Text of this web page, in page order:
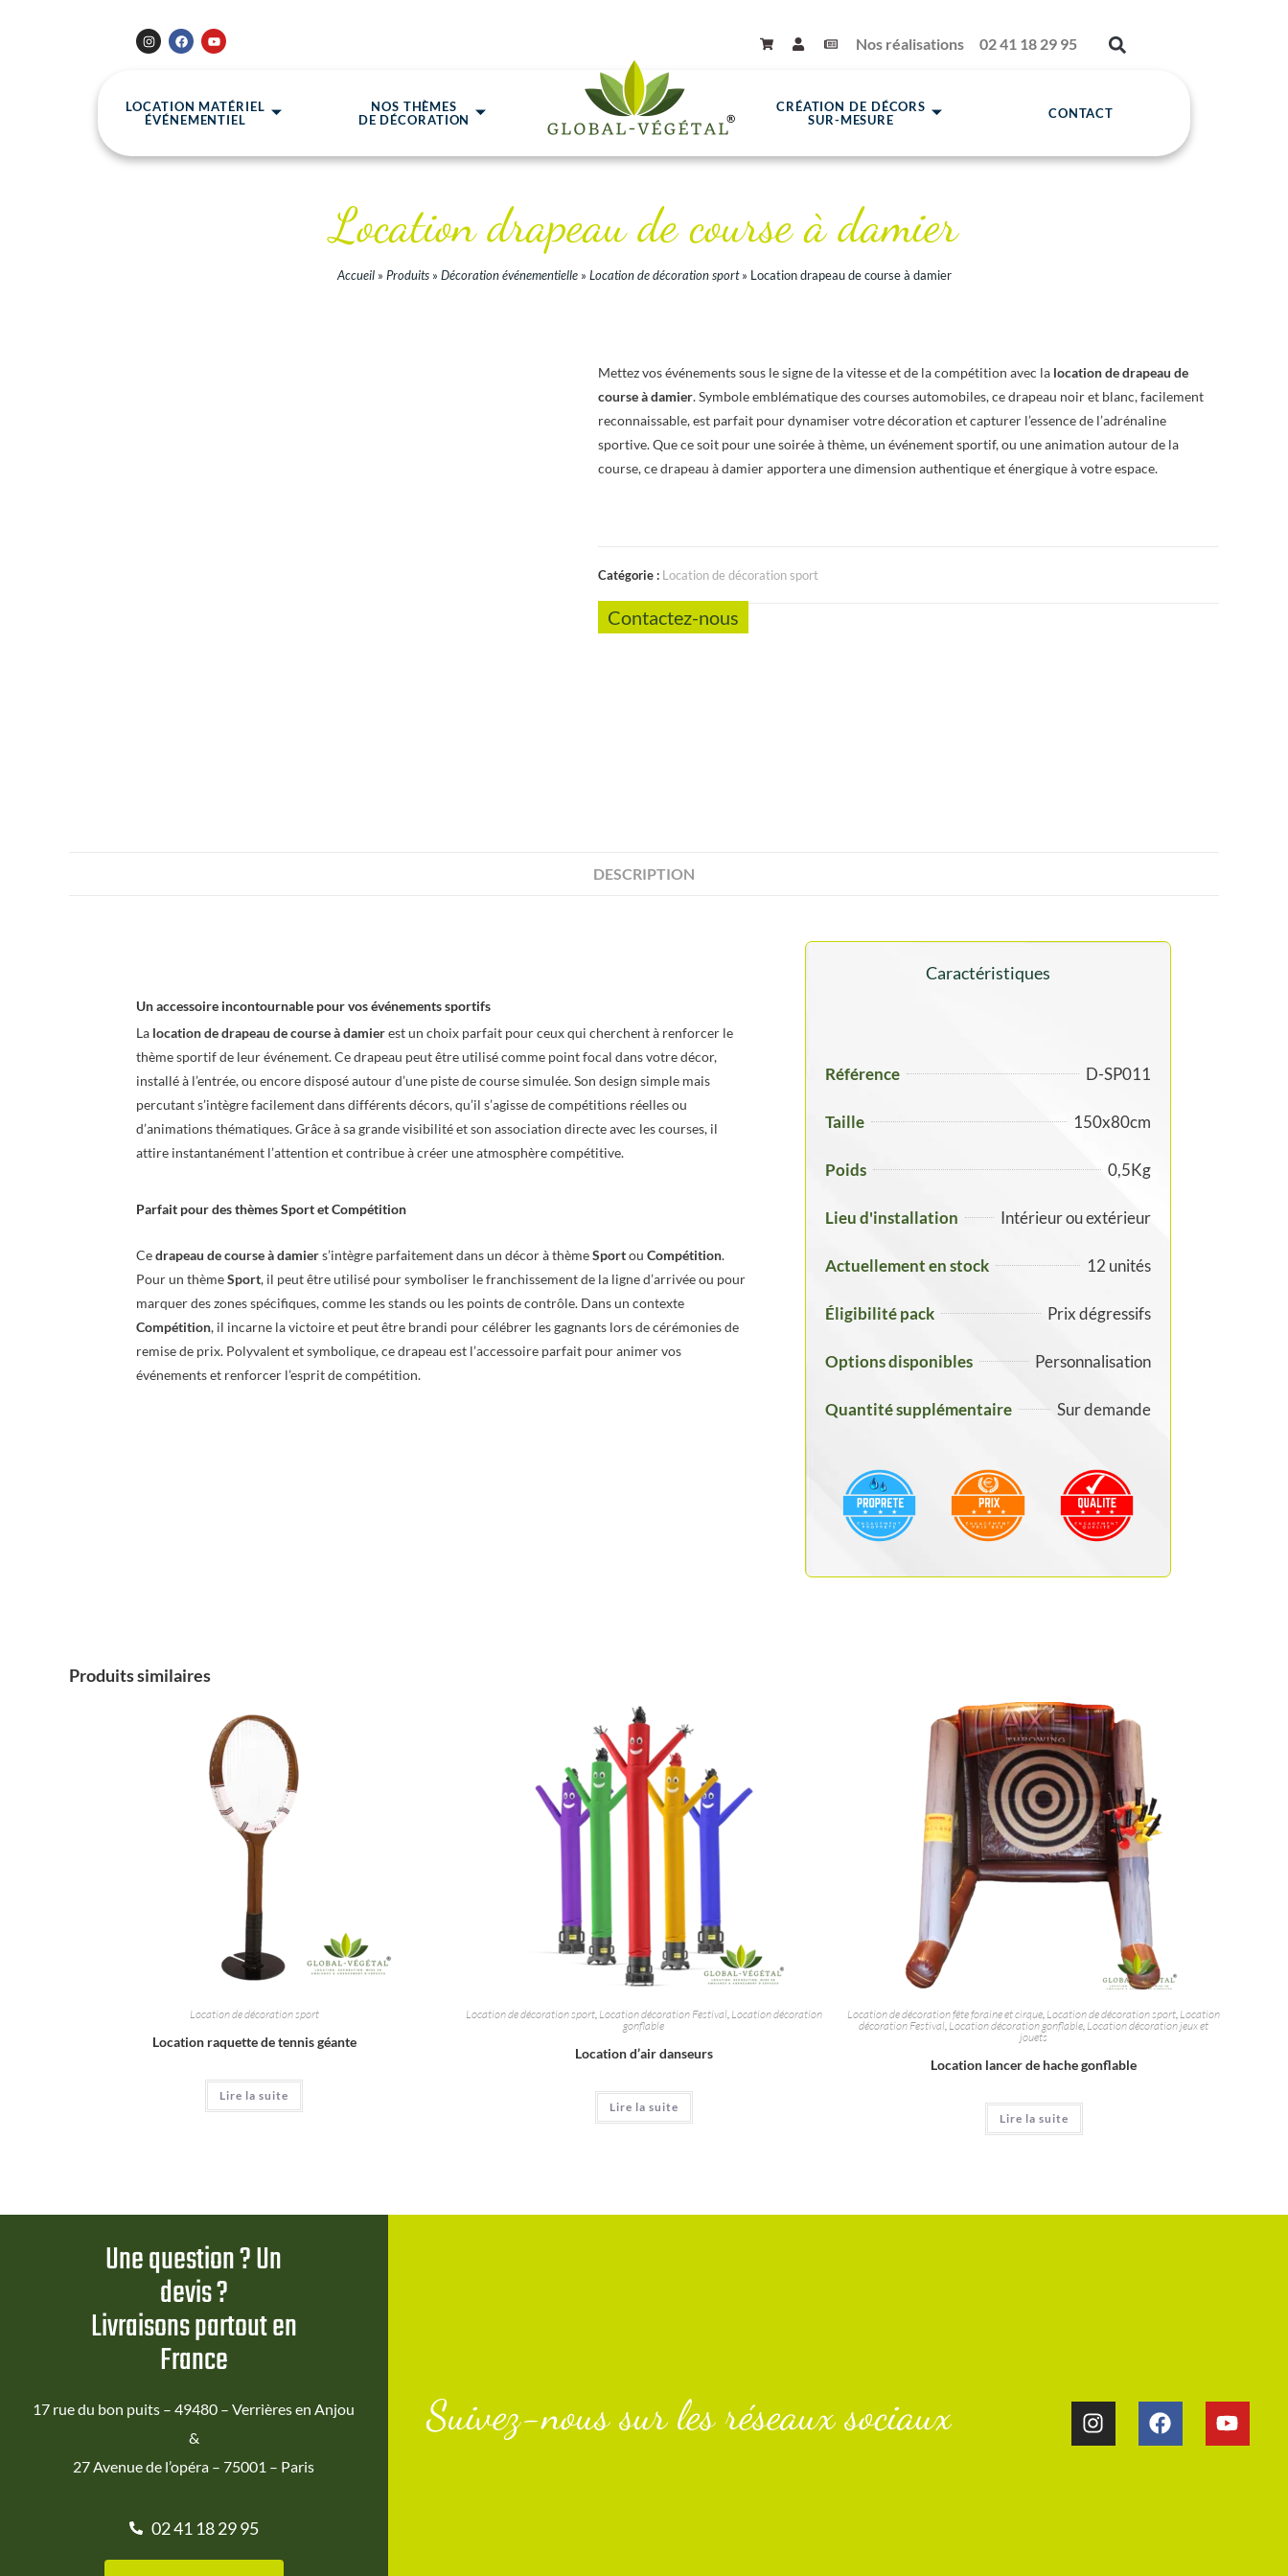
Nos réalisations 02 41 18 29 95
LOCATION MATÉRIEL
ÉVÉNEMENTIEL
NOS THÈMES
DE DÉCORATION
CRÉATION DE DÉCORS
SUR-MESURE
CONTACT
Location drapeau de course à damier
Accueil» Produits» Décoration événementielle» Location de décoration sport» Location drapeau de course à damier
Mettez vos événements sous le signe de la vitesse et de la compétition avec la location de drapeau de
course à damier. Symbole emblématique des courses automobiles, ce drapeau noir et blanc, facilement
reconnaissable, est parfait pour dynamiser votre décoration et capturer l’essence de l’adrénaline
sportive. Que ce soit pour une soirée à thème, un événement sportif, ou une animation autour de la
course, ce drapeau à damier apportera une dimension authentique et énergique à votre espace.
Catégorie : Location de décoration sport
Contactez-nous
DESCRIPTION
Un accessoire incontournable pour vos événements sportifs
La location de drapeau de course à damierest un choix parfait pour ceux qui cherchent à renforcer le
thème sportif de leur événement. Ce drapeau peut être utilisé comme point focal dans votre décor,
installé à l’entrée, ou encore disposé autour d’une piste de course simulée. Son design simple mais
percutant s’intègre facilement dans différents décors, qu’il s’agisse de compétitions réelles ou
d’animations thématiques. Grâce à sa grande visibilité et son association directe avec les courses, il
attire instantanément l’attention et contribue à créer une atmosphère compétitive.
Parfait pour des thèmesSportetCompétition
Cedrapeau de course à damiers’intègre parfaitement dans un décor à thèmeSportou Compétition.
Pour un thèmeSport, il peut être utilisé pour symboliser le franchissement de la ligne d’arrivée ou pour
marquer des zones spécifiques, comme les stands ou les points de contrôle. Dans un contexte
Compétition, il incarne la victoire et peut être brandi pour célébrer les gagnants lors de cérémonies de
remise de prix. Polyvalent et symbolique, ce drapeau est l’accessoire parfait pour animer vos
événements et renforcer l’esprit de compétition.
Caractéristiques
Référence D-SP011
Taille 150x80cm
Poids 0,5Kg
Lieu d'installation Intérieur ou extérieur
Actuellement en stock 12 unités
Éligibilité pack Prix dégressifs
Options disponibles Personnalisation
Quantité supplémentaire Sur demande
Produits similaires
Location de décoration sport
Location raquette de tennis géante
Lire la suite
Location de décoration sport, Location décoration Festival, Location décoration
gonflable
Location d’air danseurs
Lire la suite
Location de décoration fête foraine et cirque, Location de décoration sport, Location
décoration Festival, Location décoration gonflable, Location décoration jeux et
jouets
Location lancer de hache gonflable
Lire la suite
Une question ? Un
devis ?
Livraisons partout en
France
17 rue du bon puits – 49480 – Verrières en Anjou
&
27 Avenue de l’opéra – 75001 – Paris
02 41 18 29 95
Suivez-nous sur les réseaux sociaux​